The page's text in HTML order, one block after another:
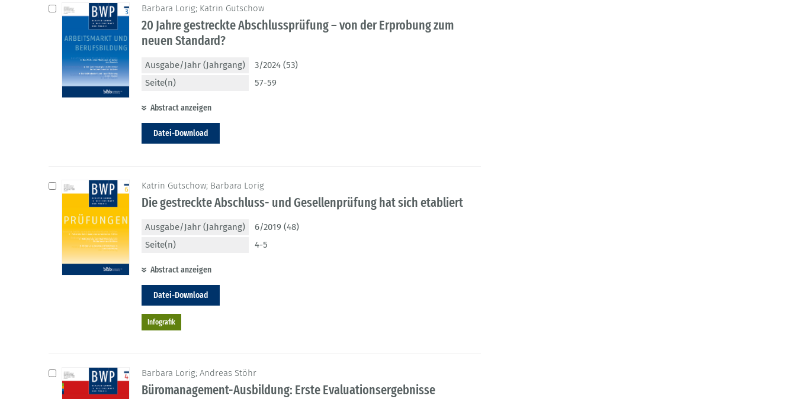
Barbara Lorig; Katrin Gutschow
20 Jahre gestreckte Abschlussprüfung – von der Erprobung zum
neuen Standard?
Ausgabe/Jahr (Jahrgang)
3/2024 (53)
Seite(n)
57-59
Abstract anzeigen
Datei-Download
Katrin Gutschow; Barbara Lorig
Die gestreckte Abschluss- und Gesellenprüfung hat sich etabliert
Ausgabe/Jahr (Jahrgang)
6/2019 (48)
Seite(n)
4-5
Abstract anzeigen
Datei-Download
Infografik
Barbara Lorig; Andreas Stöhr
Büromanagement-Ausbildung: Erste Evaluationsergebnisse